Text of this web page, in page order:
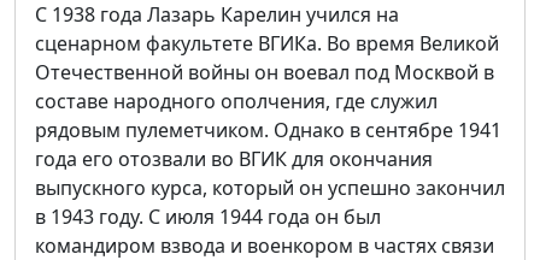
С 1938 года Лазарь Карелин учился на
сценарном факультете ВГИКа. Во время Великой
Отечественной войны он воевал под Москвой в
составе народного ополчения, где служил
рядовым пулеметчиком. Однако в сентябре 1941
года его отозвали во ВГИК для окончания
выпускного курса, который он успешно закончил
в 1943 году. С июля 1944 года он был
командиром взвода и военкором в частях связи